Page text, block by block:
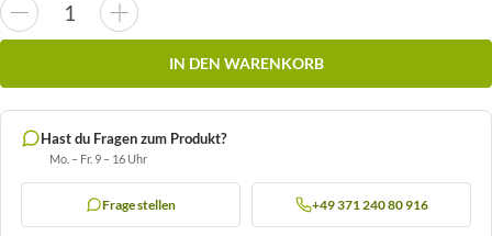
IN DEN WARENKORB
Hast du Fragen zum Produkt?
Mo. – Fr. 9 – 16 Uhr
Frage stellen +49 371 240 80 916